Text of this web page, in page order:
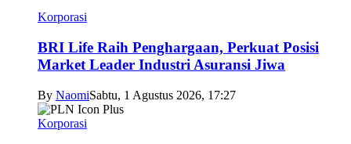
Korporasi
BRI Life Raih Penghargaan, Perkuat Posisi
Market Leader Industri Asuransi Jiwa
By NaomiSabtu, 1 Agustus 2026, 17:27
Korporasi